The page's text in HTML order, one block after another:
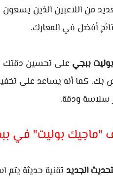
من اللاعبين الذين
أفضل في المعارك.
ببجي على تحسين دقتك
بك. كما أنه يساعد على
سلاسة ودقة.
"ماجيك بوليت" في
الجديد تقنية حديثة